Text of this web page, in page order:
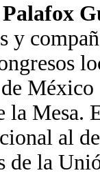
y
Mesa.
al
de la